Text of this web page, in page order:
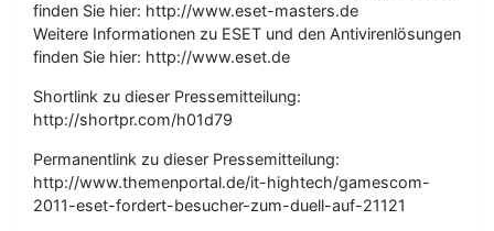
finden Sie hier: http://www.eset-masters.de
Weitere Informationen zu ESET und den Antivirenlösungen
finden Sie hier: http://www.eset.de
Shortlink zu dieser Pressemitteilung:
http://shortpr.com/h01d79
Permanentlink zu dieser Pressemitteilung:
http://www.themenportal.de/it-hightech/gamescom-
2011-eset-fordert-besucher-zum-duell-auf-21121